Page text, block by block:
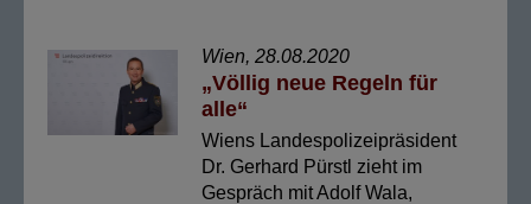
Wien, 28.08.2020
„Völlig neue Regeln für
alle“
Wiens Landespolizeipräsident
Dr. Gerhard Pürstl zieht im
Gespräch mit Adolf Wala,